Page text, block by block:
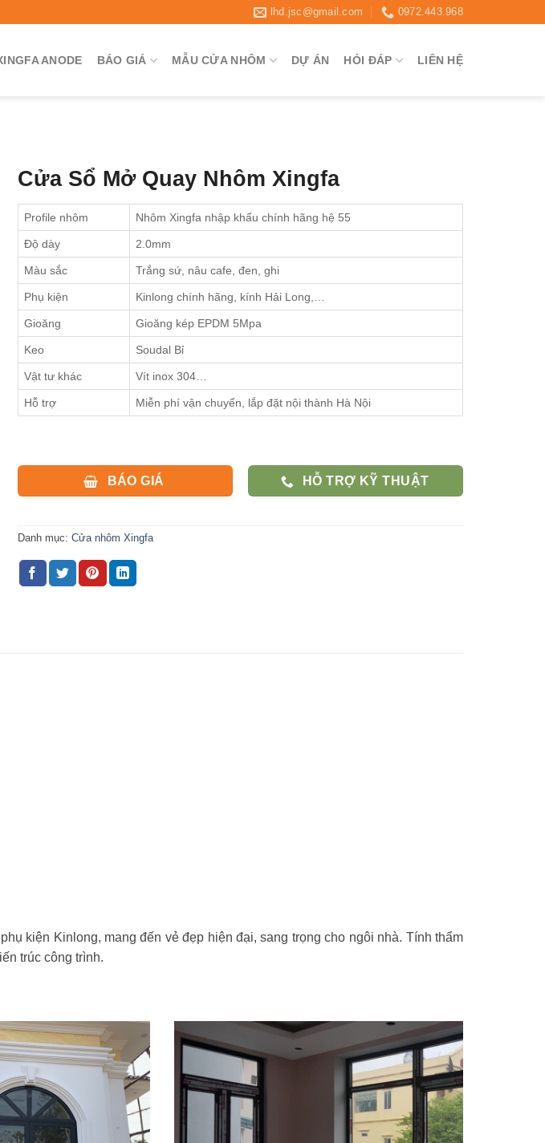
lhd.jsc@gmail.com 0972.443.968
ANODE BÁO GIÁ MẪU CỬA NHÔM DỰ ÁN HỎI ĐÁP LIÊN HỆ
Cửa Sổ Mở Quay Nhôm Xingfa
Profile nhôm Nhôm Xingfa nhập khẩu chính hãng hệ 55
Độ dày 2.0mm
Màu sắc Trắng sứ, nâu cafe, đen, ghi
Phụ kiện Kinlong chính hãng, kính Hải Long,…
Gioăng Gioăng kép EPDM 5Mpa
Keo Soudal Bỉ
Vật tư khác Vít inox 304…
Hỗ trợ Miễn phí vận chuyển, lắp đặt nội thành Hà Nội
BÁO GIÁ HỖ TRỢ KỸ THUẬT
Danh mục: Cửa nhôm Xingfa
kiện Kinlong, mang đến vẻ đẹp hiện đại, sang trọng cho ngôi nhà. Tính thẩm
trúc công trình.